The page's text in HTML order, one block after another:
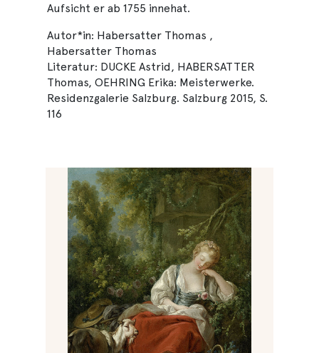
Aufsicht er ab 1755 innehat.
Autor*in: Habersatter Thomas ,
Habersatter Thomas
Literatur: DUCKE Astrid, HABERSATTER
Thomas, OEHRING Erika: Meisterwerke.
Residenzgalerie Salzburg. Salzburg 2015, S.
116